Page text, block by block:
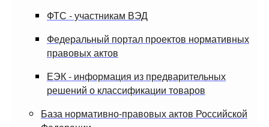
ФТС - участникам ВЭД
Федеральный портал проектов нормативных
правовых актов
ЕЭК - информация из предварительных
решений о классификации товаров
База нормативно-правовых актов Российской